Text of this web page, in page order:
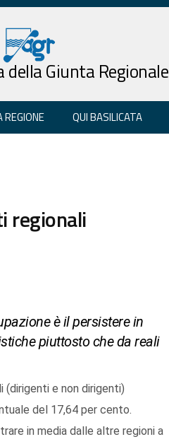
della Giunta Regionale
REGIONE QUI BASILICATA
regionali
è il persistere in
piuttosto che da reali
(dirigenti e non dirigenti)
del 17,64 per cento.
in media dalle altre regioni a